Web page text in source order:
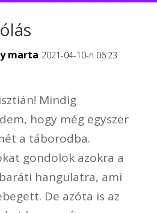
marta 2021-04-10-n 06:23
Mindig
hogy még egyszer
a táborodba.
gondolok azokra a
hangulatra, ami
De azóta is az